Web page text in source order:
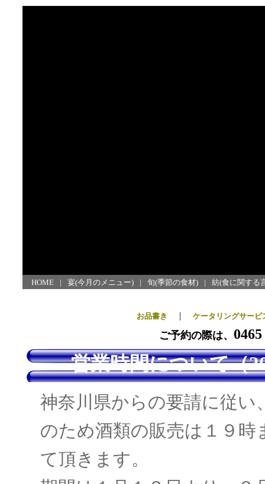
HOME | 宴(今月のメニュー) | 旬(季節の食材) | 紡(食に関する
お品書き | ケータリングサービ
ご予約の際は、
営業時間について（
神奈川県からの要請に従
のため酒類の販売は１９
て頂きます。